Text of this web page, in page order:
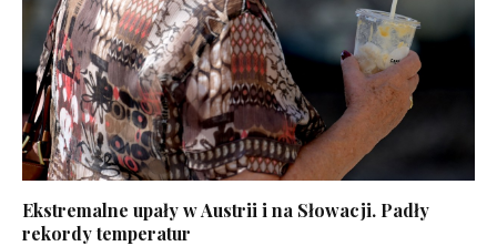
Ekstremalne upały w Austrii i na Słowacji. Padły
rekordy temperatur